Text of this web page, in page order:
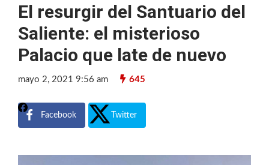
El resurgir del Santuario del
Saliente: el misterioso
Palacio que late de nuevo
mayo 2, 2021 9:56 am 645
Facebook Twitter